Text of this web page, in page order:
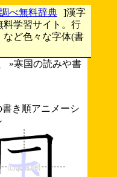
べ無料辞典 ]漢字
料学習サイト。行
など色々な字体(書
»寒国の読みや書
書き順アニメーシ